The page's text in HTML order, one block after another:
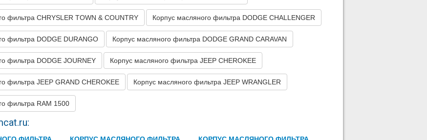
фильтра CHRYSLER TOWN & COUNTRY Корпус масляного фильтра DODGE CHALLENGER
фильтра DODGE DURANGO Корпус масляного фильтра DODGE GRAND CARAVAN
фильтра DODGE JOURNEY Корпус масляного фильтра JEEP CHEROKEE
фильтра JEEP GRAND CHEROKEE Корпус масляного фильтра JEEP WRANGLER
фильтра RAM 1500